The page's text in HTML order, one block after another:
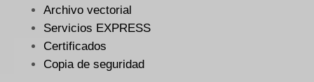
Archivo vectorial
Servicios EXPRESS
Certificados
Copia de seguridad